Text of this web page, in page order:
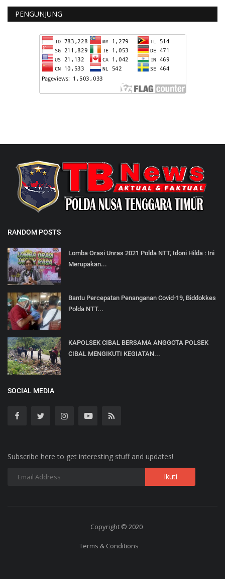
PENGUNJUNG
RANDOM POSTS
Lomba Orasi Unras 2021 Polda NTT, Idoni Hilda : Ini
Merupakan...
Bantu Percepatan Penanganan Covid-19, Biddokkes
Polda NTT...
KAPOLSEK CIBAL BERSAMA ANGGOTA POLSEK
CIBAL MENGIKUTI KEGIATAN...
SOCIAL MEDIA
Subscribe here to get interesting stuff and updates!
Copyright © 2020
Terms & Conditions